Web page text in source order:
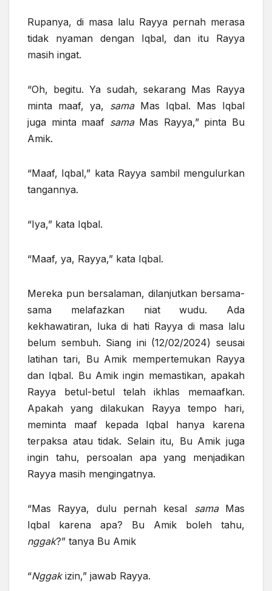
Rupanya, di masa lalu Rayya pernah merasa
tidak nyaman dengan Iqbal, dan itu Rayya
masih ingat.
“Oh, begitu. Ya sudah, sekarang Mas Rayya
minta maaf, ya, samaMas Iqbal. Mas Iqbal
juga minta maaf samaMas Rayya,” pinta Bu
Amik.
“Maaf, Iqbal,” kata Rayya sambil mengulurkan
tangannya.
“Iya,” kata Iqbal.
“Maaf, ya, Rayya,” kata Iqbal.
Mereka pun bersalaman, dilanjutkan bersama-
sama melafazkan niat wudu. Ada
kekhawatiran, luka di hati Rayya di masa lalu
belum sembuh. Siang ini (12/02/2024) seusai
latihan tari, Bu Amik mempertemukan Rayya
dan Iqbal. Bu Amik ingin memastikan, apakah
Rayya betul-betul telah ikhlas memaafkan.
Apakah yang dilakukan Rayya tempo hari,
meminta maaf kepada Iqbal hanya karena
terpaksa atau tidak. Selain itu, Bu Amik juga
ingin tahu, persoalan apa yang menjadikan
Rayya masih mengingatnya.
“Mas Rayya, dulu pernah kesal samaMas
Iqbal karena apa? Bu Amik boleh tahu,
nggak?” tanya Bu Amik
“Nggakizin,” jawab Rayya.